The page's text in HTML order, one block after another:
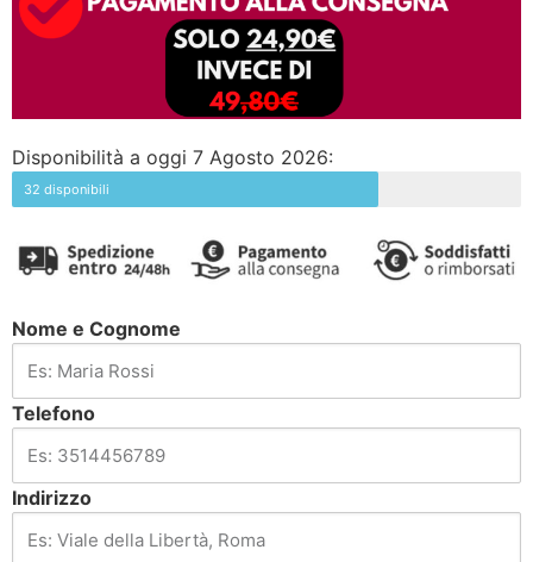
Disponibilità a oggi 7 Agosto 2026:
32 disponibili
Nome e Cognome
Telefono
Indirizzo